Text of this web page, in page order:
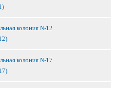
колония №12
колония №17